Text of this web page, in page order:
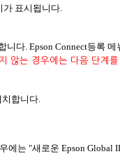
표시됩니다.
니다. Epson Connect등록
않는 경우에는 다음 단계
치합니다.
에는 "새로운 Epson